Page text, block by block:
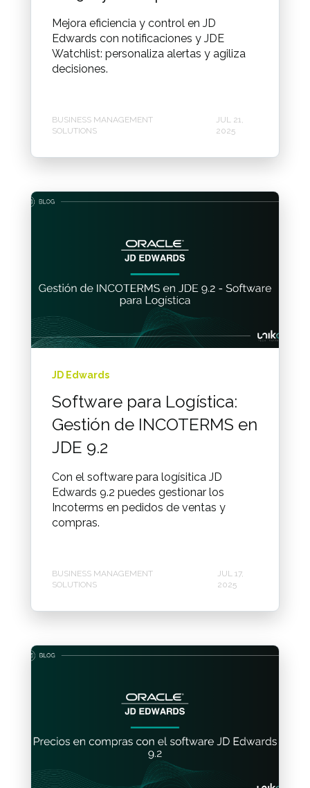
Mejora eficiencia y control en JD
Edwards con notificaciones y JDE
Watchlist: personaliza alertas y agiliza
decisiones.
BUSINESS MANAGEMENT
SOLUTIONS
JUL 21,
2025
JD Edwards
Software para Logística:
Gestión de INCOTERMS en
JDE 9.2
Con el software para logísitica JD
Edwards 9.2 puedes gestionar los
Incoterms en pedidos de ventas y
compras.
BUSINESS MANAGEMENT
SOLUTIONS
JUL 17,
2025